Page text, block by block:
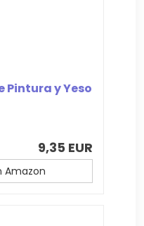
Pintura y Yeso
9,35 EUR
Amazon